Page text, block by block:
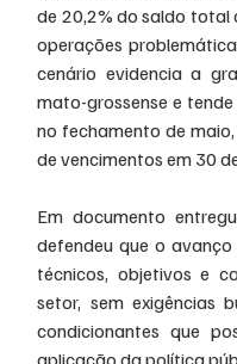
de 20,2% do saldo total
operações
cenário evidencia a
mato-grossense e
no fechamento de
de vencimentos em 30
Em documento
defendeu que o
técnicos, objetivos e
setor, sem exigências
condicionantes que
aplicação da política